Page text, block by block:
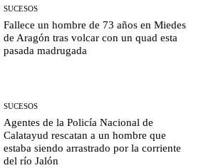
SUCESOS
Fallece un hombre de 73 años en Miedes
de Aragón tras volcar con un quad esta
pasada madrugada
SUCESOS
Agentes de la Policía Nacional de
Calatayud rescatan a un hombre que
estaba siendo arrastrado por la corriente
del río Jalón